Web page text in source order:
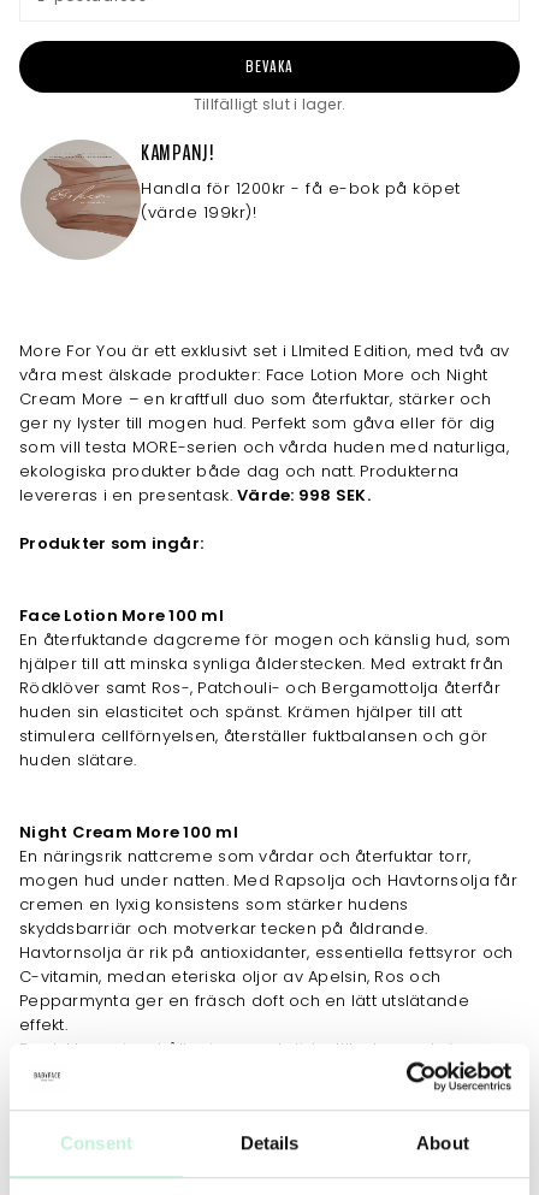
Consent Details About
BEVAKA
Tillfälligt slut i lager.
KAMPANJ!
Handla för 1200kr - få e-bok på köpet
(värde 199kr)!
More For You är ett exklusivt set i LImited Edition, med två av
våra mest älskade produkter: Face Lotion More och Night
Cream More – en kraftfull duo som återfuktar, stärker och
ger ny lyster till mogen hud. Perfekt som gåva eller för dig
som vill testa MORE-serien och vårda huden med naturliga,
ekologiska produkter både dag och natt. Produkterna
levereras i en presentask.Värde: 998 SEK.
Produkter som ingår:
Face Lotion More 100 ml
En återfuktande dagcreme för mogen och känslig hud, som
hjälper till att minska synliga ålderstecken. Med extrakt från
Rödklöver samt Ros-, Patchouli- och Bergamottolja återfår
huden sin elasticitet och spänst. Krämen hjälper till att
stimulera cellförnyelsen, återställer fuktbalansen och gör
huden slätare.
Night Cream More 100 ml
En näringsrik nattcreme som vårdar och återfuktar torr,
mogen hud under natten. Med Rapsolja och Havtornsolja får
cremen en lyxig konsistens som stärker hudens
skyddsbarriär och motverkar tecken på åldrande.
Havtornsolja är rik på antioxidanter, essentiella fettsyror och
C-vitamin, medan eteriska oljor av Apelsin, Ros och
Pepparmynta ger en fräsch doft och en lätt utslätande
effekt.
Produkterna innehåller inga syntetiska tillsatser och är
naturligt självkonserverande.
JOBBAR MOT
Rynkor Ökad spänst Fina linjer Torrhet